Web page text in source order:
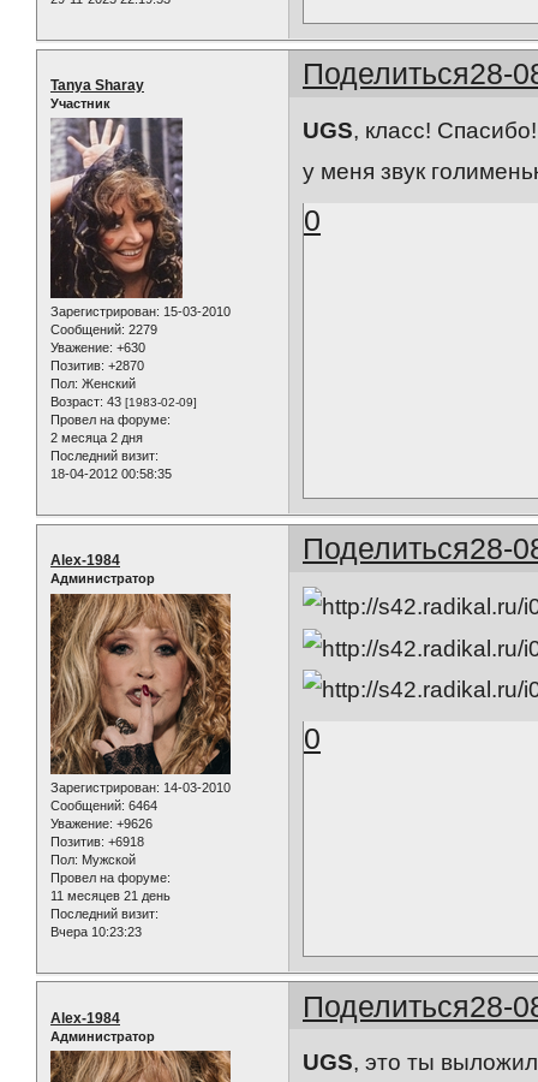
Поделиться28-
Tanya Sharay
Участник
Зарегистрирован: 15-03-2010
Сообщений: 2279
Уважение: +630
Позитив: +2870
Пол: Женский
Возраст: 43 [1983-02-09]
Провел на форуме:
2 месяца 2 дня
Последний визит:
18-04-2012 00:58:35
UGS, класс!
у меня звук
0
Поделиться28-
Alex-1984
Администратор
Зарегистрирован: 14-03-2010
Сообщений: 6464
Уважение: +9626
Позитив: +6918
Пол: Мужской
Провел на форуме:
11 месяцев 21 день
Последний визит:
Вчера 10:23:23
0
Поделиться28-
Alex-1984
Администратор
UGS, это ты